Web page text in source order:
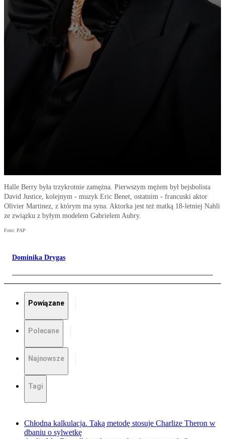
Halle Berry była trzykrotnie zamężna. Pierwszym mężem był bejsbolista
David Justice, kolejnym - muzyk Eric Benet, ostatnim - francuski aktor
Olivier Martinez, z którym ma syna. Aktorka jest też matką 18-letniej Nahli
ze związku z byłym modelem Gabrielem Aubry.
Foto: PAP
Dominika Drygas
Powiązane
Polecane
Najnowsze
Tagi
Chłodna kalkulacja. Taką metodę stosuje Charlize Theron w
dbaniu o sylwetkę